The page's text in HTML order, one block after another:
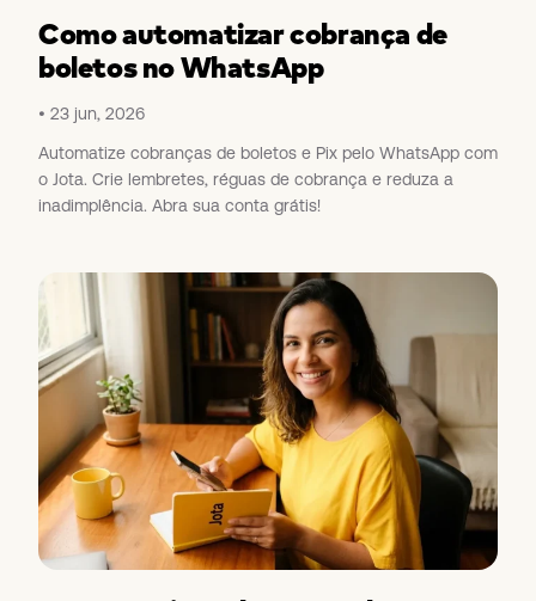
Como automatizar cobrança de
boletos no WhatsApp
23 jun, 2026
Automatize cobranças de boletos e Pix pelo WhatsApp com
o Jota. Crie lembretes, réguas de cobrança e reduza a
inadimplência. Abra sua conta grátis!